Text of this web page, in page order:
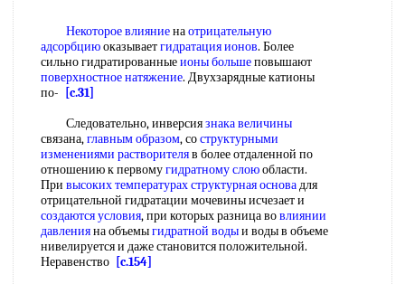
Некоторое влияниенаотрицательную
адсорбциюоказываетгидратация ионов. Более
сильно гидратированныеионы большеповышают
поверхностное натяжение. Двухзарядные катионы
по-
[c.31]
Следовательно, инверсиязнака величины
связана,главным образом, соструктурными
изменениями растворителяв более отдаленной по
отношению к первомугидратному слоюобласти.
При высоких температурахструктурная основадля
отрицательной гидратации мочевины исчезает и
создаются условия, при которых разница вовлиянии
давленияна объемыгидратной водыи воды в объеме
нивелируется и даже становится положительной.
Неравенство [c.154]